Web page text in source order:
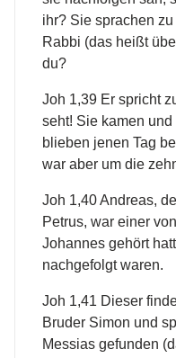
ihr? Sie sprachen zu
Rabbi (das heißt
du?
Joh 1,39 Er spricht
seht! Sie kamen
blieben jenen Tag
war aber um die
Joh 1,40 Andreas,
Petrus, war einer
Johannes gehört
nachgefolgt waren.
Joh 1,41 Dieser
Bruder Simon und
Messias gefunden